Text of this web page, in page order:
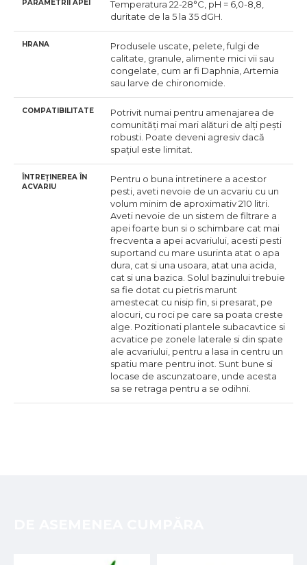
PARAMETRII APEI
Temperatura 22-28°C, pH = 6,0-8,8,
duritate de la 5 la 35 dGH.
HRANA
Produsele uscate, pelete, fulgi de
calitate, granule, alimente mici vii sau
congelate, cum ar fi Daphnia, Artemia
sau larve de chironomide.
COMPATIBILITATE
Potrivit numai pentru amenajarea de
comunități mai mari alături de alți pești
robusti. Poate deveni agresiv dacă
spațiul este limitat.
ÎNTREȚINEREA ÎN
ACVARIU
Pentru o buna intretinere a acestor
pesti, aveti nevoie de un acvariu cu un
volum minim de aproximativ 210 litri.
Aveti nevoie de un sistem de filtrare a
apei foarte bun si o schimbare cat mai
frecventa a apei acvariului, acesti pesti
suportand cu mare usurinta atat o apa
dura, cat si una usoara, atat una acida,
cat si una bazica. Solul bazinului trebuie
sa fie dotat cu pietris marunt
amestecat cu nisip fin, si presarat, pe
alocuri, cu roci pe care sa poata creste
alge. Pozitionati plantele subacavtice si
acvatice pe zonele laterale si din spate
ale acvariului, pentru a lasa in centru un
spatiu mare pentru inot. Sunt bune si
locase de ascunzatoare, unde acesta
sa se retraga pentru a se odihni.